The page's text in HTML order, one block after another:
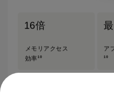
16倍
メモリアクセス
効率10
ア
10